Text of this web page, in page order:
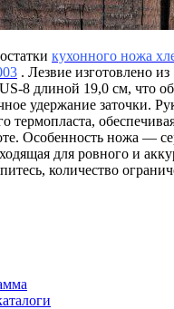
кухонного ножа
. Лезвие изготовлено из
8 длиной 19,0 см, что
удержание заточки.
термопласта,
Особенность ножа —
для ровного и
количество